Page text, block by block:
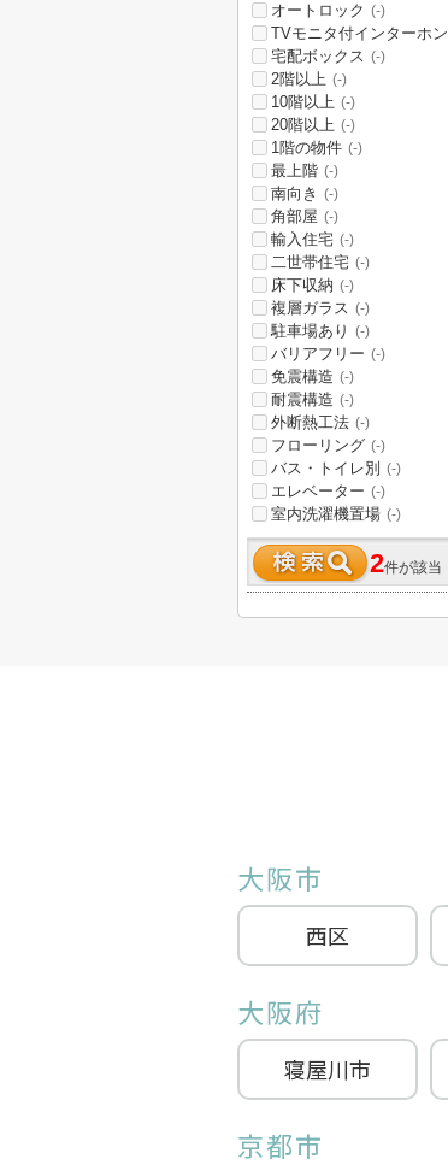
オートロック (-)
TVモニタ付インターホン
宅配ボックス (-)
2階以上 (-)
10階以上 (-)
20階以上 (-)
1階の物件 (-)
最上階 (-)
南向き (-)
角部屋 (-)
輸入住宅 (-)
二世帯住宅 (-)
床下収納 (-)
複層ガラス (-)
駐車場あり (-)
バリアフリー (-)
免震構造 (-)
耐震構造 (-)
外断熱工法 (-)
フローリング (-)
バス・トイレ別 (-)
エレベーター (-)
室内洗濯機置場 (-)
2件が該当
大阪市
西区
大阪府
寝屋川市
京都市